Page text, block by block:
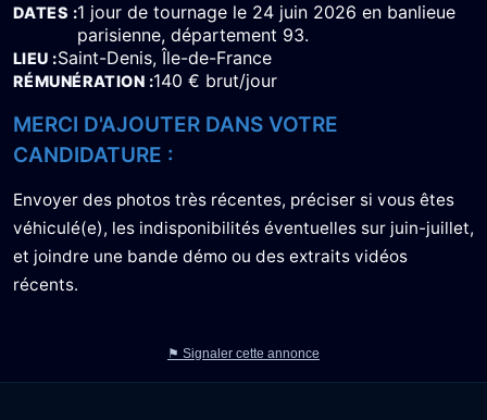
DATES 1 jour de tournage le 24 juin 2026 en banlieue
parisienne, département 93.
LIEU Saint-Denis, Île-de-France
RÉMUNÉRATION 140 € brut/jour
MERCI D'AJOUTER DANS VOTRE
CANDIDATURE :
Envoyer des photos très récentes, préciser si vous êtes
véhiculé(e), les indisponibilités éventuelles sur juin-juillet,
et joindre une bande démo ou des extraits vidéos
récents.
⚑ Signaler cette annonce